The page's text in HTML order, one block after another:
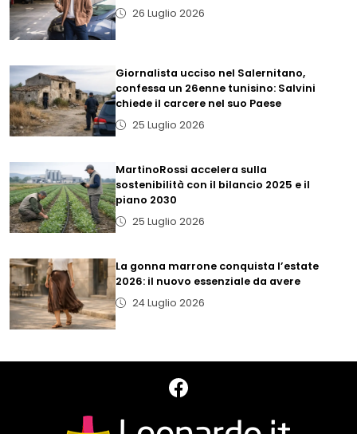
26 Luglio 2026
Giornalista ucciso nel Salernitano,
confessa un 26enne tunisino: Salvini
chiede il carcere nel suo Paese
25 Luglio 2026
MartinoRossi accelera sulla
sostenibilità con il bilancio 2025 e il
piano 2030
25 Luglio 2026
La gonna marrone conquista l’estate
2026: il nuovo essenziale da avere
24 Luglio 2026